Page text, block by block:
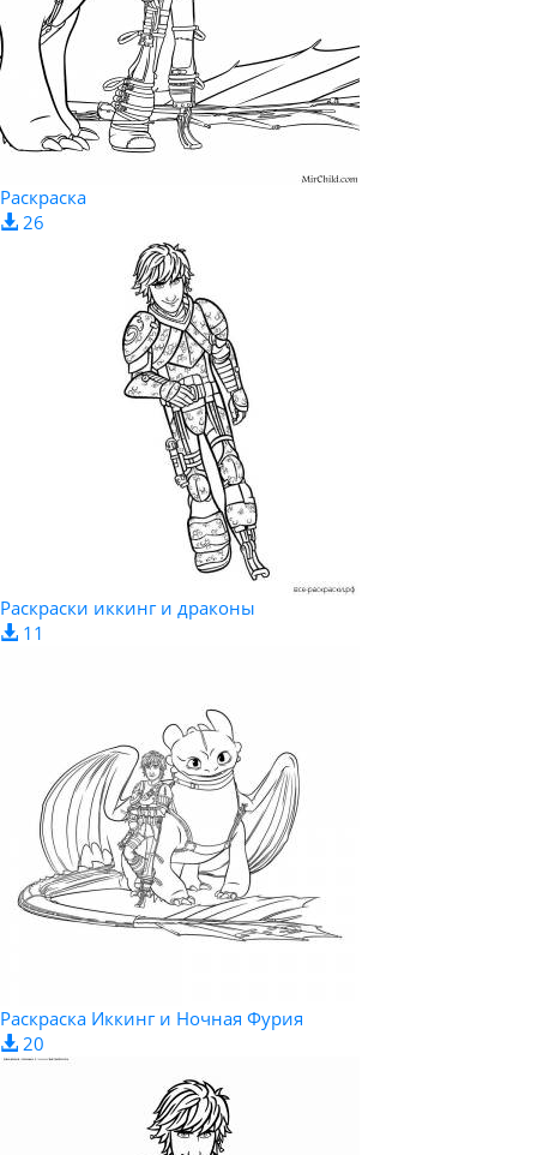
Раскраска
26
Раскраски иккинг и драконы
11
Раскраска Иккинг и Ночная Фурия
20